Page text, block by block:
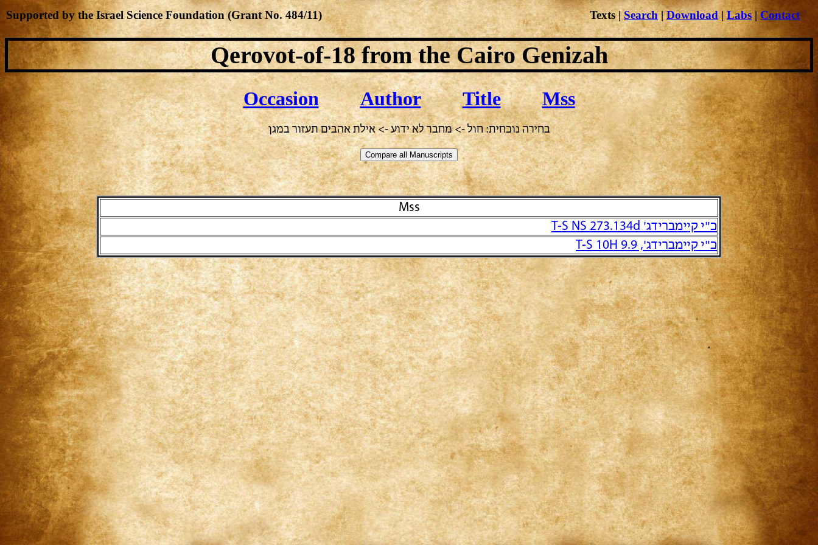
Qerovot-of-18from the Cairo Genizah
Occasion Author Title Mss
בחירה נוכחית: חול -> מחבר לא ידוע -> אילת אהבים תעזור במגן
Mss
כ"י קיימברידג' T-S NS 273.134d
כ"י קיימברידג', T-S 10H 9.9
Texts|Search|Download|Labs | Contact
Supported by the Israel Science Foundation (Grant No. 484/11)